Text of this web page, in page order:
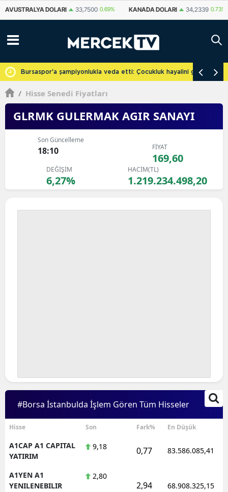
KANADA DOLARI 34,2339 0.73% İSVIÇRE FRANKI 59,1179 0.82%
Bursaspor'a şampiyonlukla veda etti: Çocukluk hayalini
/ Hisse Senedi Fiyatları
GLRMK GULERMAK AGIR SANAYI
Son Güncelleme
18:10 FİYAT
169,60
DEĞİŞİM
6,27%
HACİM(TL)
1.219.234.498,20
#Borsa İstanbulda İşlem Gören Tüm Hisseler
Hisse Son Fark% En Düşük
A1CAP A1 CAPITAL
YATIRIM
9,18 0,77 83.586.085,41
A1YEN A1
YENILENEBILIR
2,80
2,94 68.908.325,15